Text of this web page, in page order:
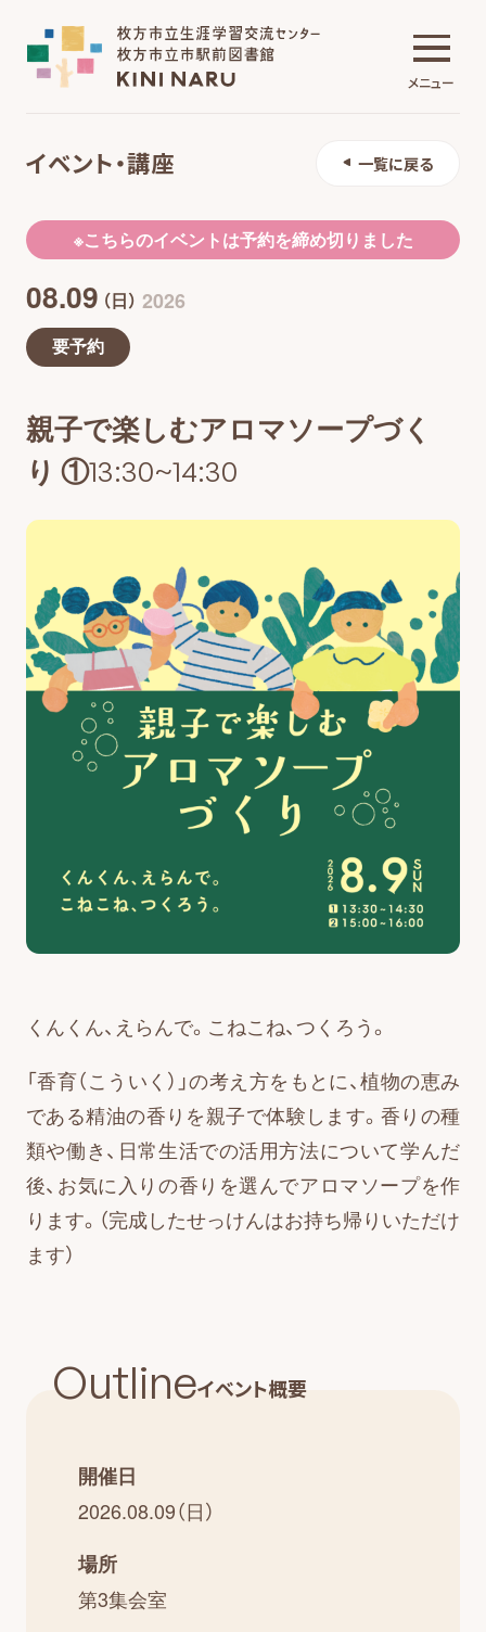
メニュー
市駅前図書館
イベント・講座
お知らせ・広報誌
はじめまして!
一覧に戻る
イベント・講座
※こちらのイベントは予約を締め切りました
08.09 （日） 2026
要予約
親子で楽しむアロマソープづく
り ①13:30~14:30
くんくん、えらんで。こねこね、つくろう。
「香育（こういく）」の考え方をもとに、植物の恵み
である精油の香りを親子で体験します。香りの種
類や働き、日常生活での活用方法について学んだ
後、お気に入りの香りを選んでアロマソープを作
ります。（完成したせっけんはお持ち帰りいただけ
ます）
Outlineイベント概要
開催日
2026.08.09（日）
場所
第3集会室